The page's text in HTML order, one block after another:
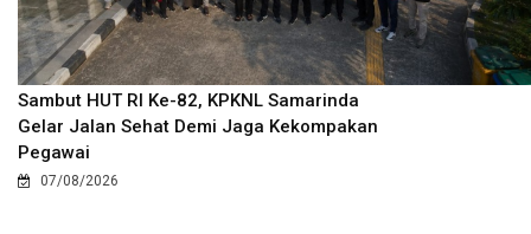
Sambut HUT RI Ke-82, KPKNL Samarinda
Gelar Jalan Sehat Demi Jaga Kekompakan
Pegawai
07/08/2026